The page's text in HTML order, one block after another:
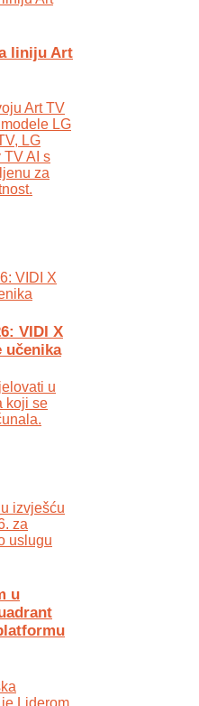
liniju Art
Art TV
LG
LG
TV AI s
za
VIDI X
učenika
u
koji se
u
Liderom